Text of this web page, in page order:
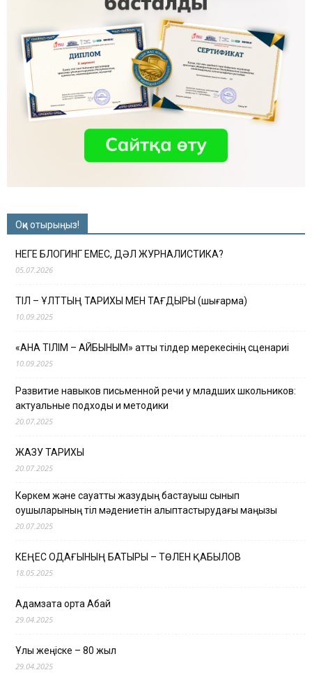
Оқи отырыңыз!
НЕГЕ БЛОГИНГ ЕМЕС, ДӘЛ ЖУРНАЛИСТИКА?
05.07.2026
ТІЛ – ҰЛТТЫҢ ТАРИХЫ МЕН ТАҒДЫРЫ (шығарма)
10.09.2025
«АНА ТІЛІМ – АЙБЫНЫМ» атты тілдер мерекесінің сценариі
10.09.2025
Развитие навыков письменной речи у младших школьников:
актуальные подходы и методики
20.07.2025
ЖАЗУ ТАРИХЫ
20.07.2025
Көркем және сауатты жазудың бастауыш сынып
оқушыларының тіл мәдениетін қалыптастырудағы маңызы
20.07.2025
КЕҢЕС ОДАҒЫНЫҢ БАТЫРЫ – ТӨЛЕН ҚАБЫЛОВ
18.05.2025
Адамзатқа ортақ Абай
29.04.2025
Ұлы жеңіске – 80 жыл
29.04.2025